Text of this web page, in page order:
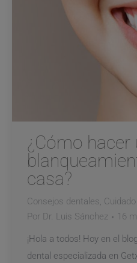
¿Cómo hacer
casa?
Consejos dentales,
Por Dr. Luis Sánchez 16
¡Hola a todos! Hoy en el
dental especializada en